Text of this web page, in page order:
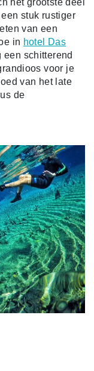
het grootste deel
stuk rustiger
van een
in hotel Das
een schitterend
voor je
van het late
de